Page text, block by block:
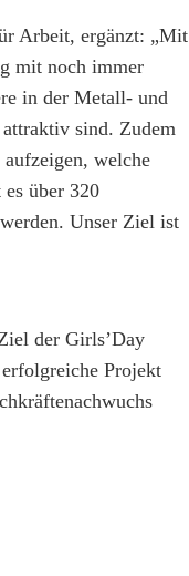
Arbeit, ergänzt: „Mit
mit noch immer
in der Metall- und
sind. Zudem
welche
über 320
Unser Ziel ist
der Girls’Day
Projekt